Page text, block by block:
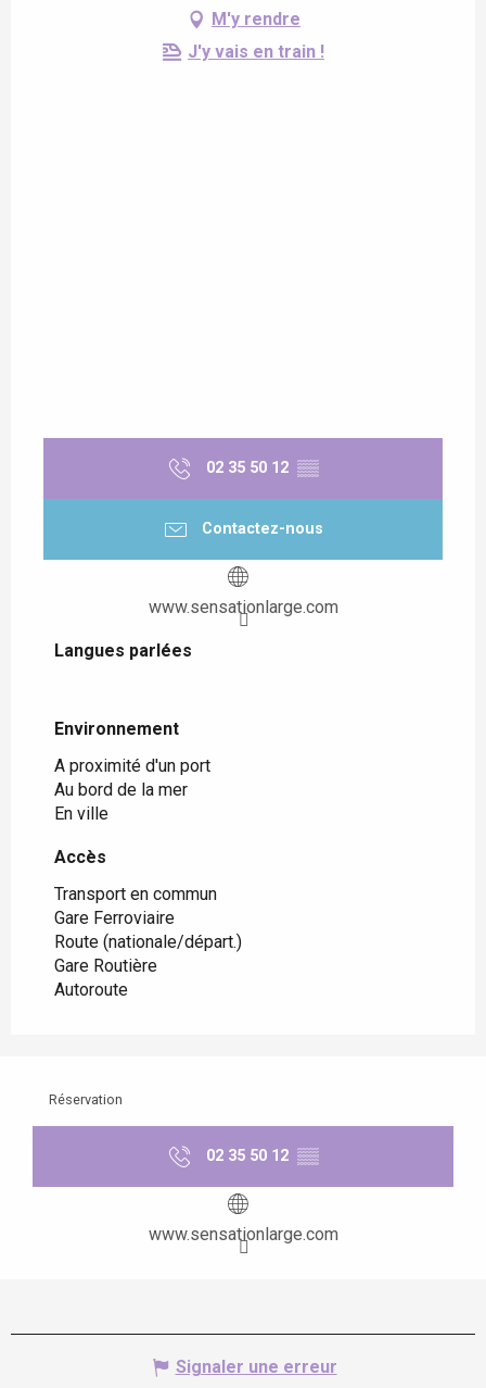
M'y rendre
J'y vais en train !
02 35 50 12 ▒▒
Contactez-nous
www.sensationlarge.com
Langues parlées
Langues parlées
Environnement
Environnement
A proximité d'un port
Au bord de la mer
En ville
Accès
Accès
Transport en commun
Gare Ferroviaire
Route (nationale/départ.)
Gare Routière
Autoroute
Réservation
02 35 50 12 ▒▒
www.sensationlarge.com
Signaler une erreur